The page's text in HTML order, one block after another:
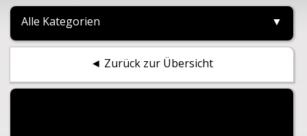
Alle Kategorien ▼
◄ Zurück zur Übersicht